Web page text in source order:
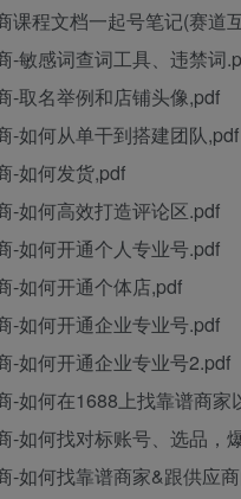
课程文档一起号笔记(赛道
-敏感词查词工具、违禁词
-取名举例和店铺头像,pdf
-如何从单干到搭建团队,pdf
-如何发货,pdf
-如何高效打造评论区.pdf
-如何开通个人专业号.pdf
-如何开通个体店,pdf
-如何开通企业专业号.pdf
-如何开通企业专业号2.pdf
-如何在1688上找靠谱商
-如何找对标账号、选品，
-如何找靠谱商家&跟供应